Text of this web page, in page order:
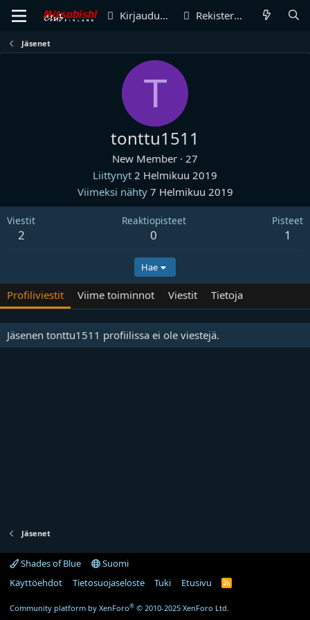
Kirjaudu sisään Rekisteröidy
Jäsenet
T
tonttu1511
New Member · 27
Liittynyt 2 Helmikuu 2019
Viimeksi nähty 7 Helmikuu 2019
Viestit
2
Reaktiopisteet
0
Pisteet
1
Hae
Profiliviestit Viime toiminnot Viestit Tietoja
Jäsenen tonttu1511 profiilissa ei ole viestejä.
Jäsenet
Shades of Blue
Suomi
Käyttöehdot
Tietosuojaseloste Tuki Etusivu
R
Community platform by XenForo® © 2010-2025 XenForo Ltd.